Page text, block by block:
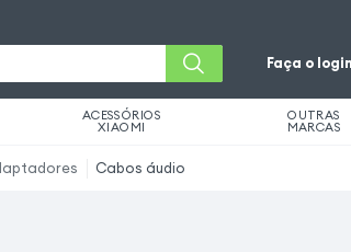
Faça o
ACESSÓRIOS
XIAOMI
OUTRAS
MARCAS
Cabos áudio